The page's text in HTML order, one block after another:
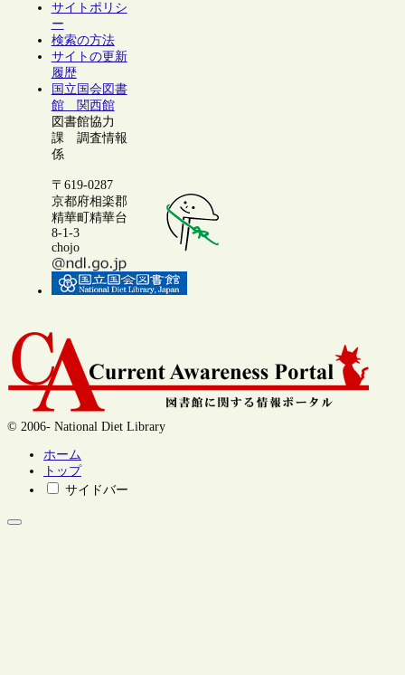
サイトポリシ
ー
検索の方法
サイトの更新
履歴
国立国会図書
館 関西館
図書館協力
課 調査情報
係
〒619-0287
京都府相楽郡
精華町精華台
8-1-3
chojo
© 2006- National Diet Library
ホーム
トップ
サイドバー